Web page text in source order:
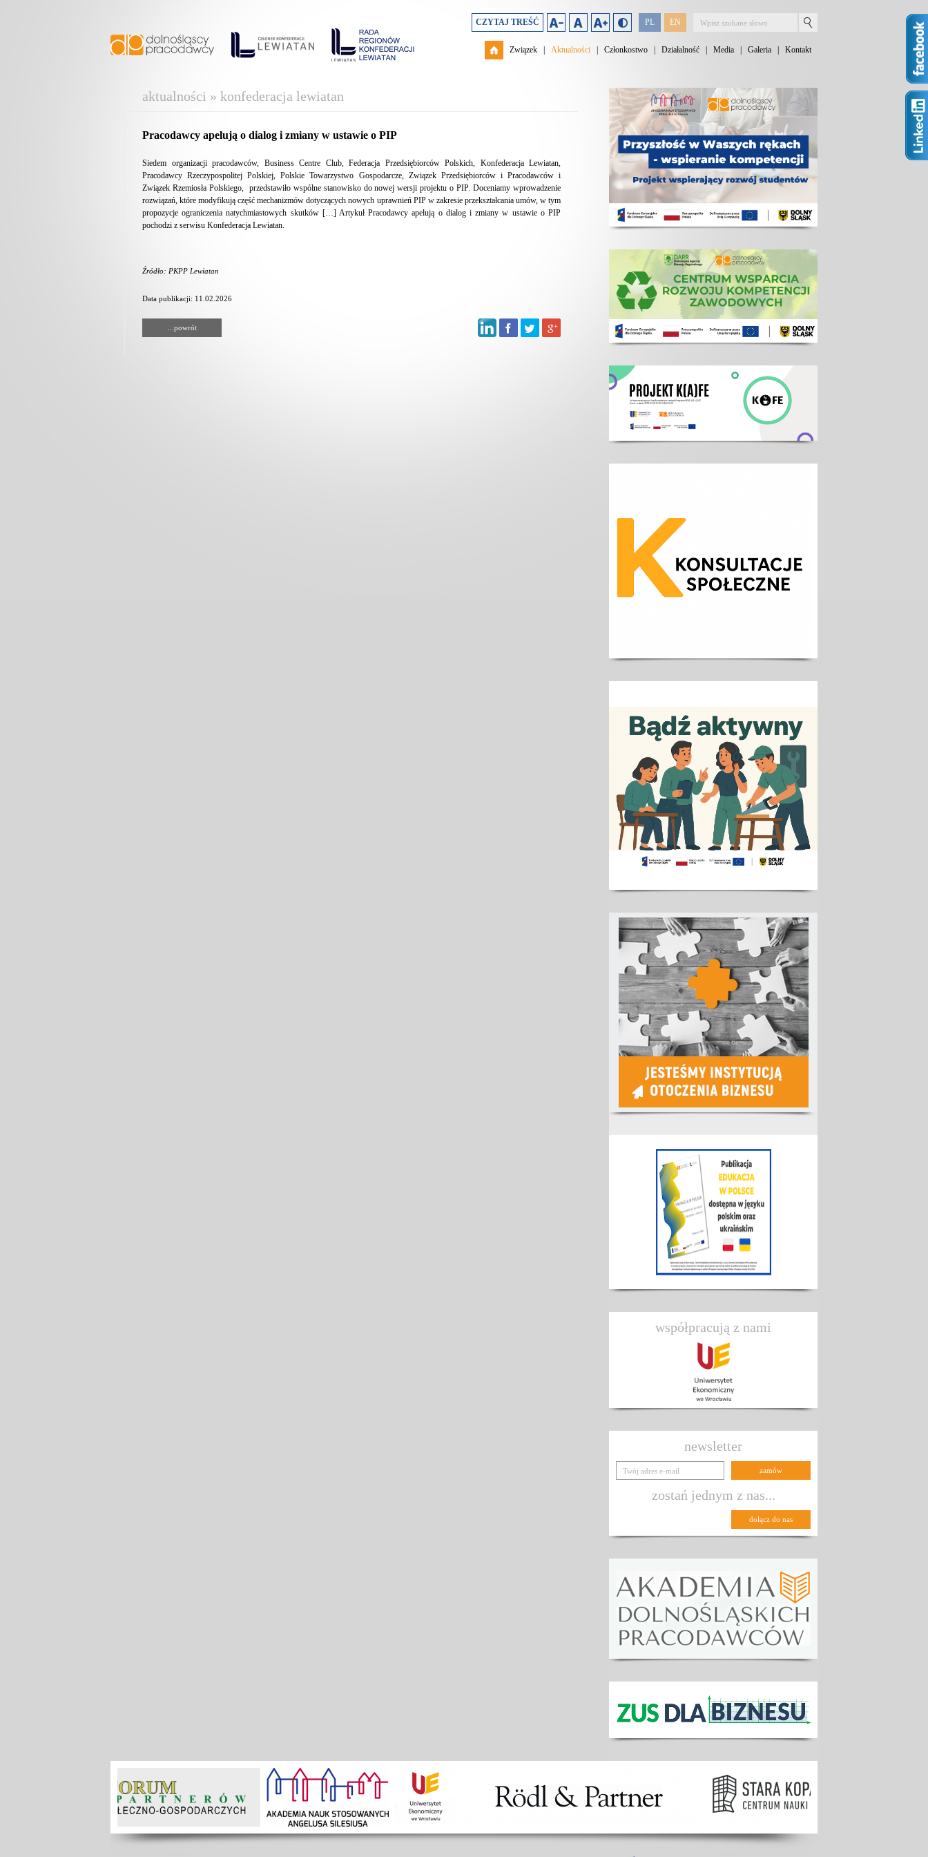
PL EN
CZYTAJ TREŚĆ
Związek Aktualności Członkostwo Działalność Media Galeria Kontakt
aktualności » konfederacja lewiatan
Pracodawcy apelują o dialog i zmiany w ustawie o PIP
Siedem organizacji pracodawców, Business Centre Club, Federacja Przedsiębiorców Polskich, Konfederacja Lewiatan,
Pracodawcy Rzeczypospolitej Polskiej, Polskie Towarzystwo Gospodarcze, Związek Przedsiębiorców i Pracodawców i
Związek Rzemiosła Polskiego, przedstawiło wspólne stanowisko do nowej wersji projektu o PIP. Doceniamy wprowadzenie
rozwiązań, które modyfikują część mechanizmów dotyczących nowych uprawnień PIP w zakresie przekształcania umów, w tym
propozycje ograniczenia natychmiastowych skutków […] Artykuł Pracodawcy apelują o dialog i zmiany w ustawie o PIP
pochodzi z serwisu Konfederacja Lewiatan.
Źródło: PKPP Lewiatan
Data publikacji: 11.02.2026
...powrót
współpracują z nami
newsletter
zostań jednym z nas...